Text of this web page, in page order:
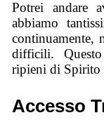
Potrei andare
abbiamo
continuamente,
difficili.
ripieni di
Accesso